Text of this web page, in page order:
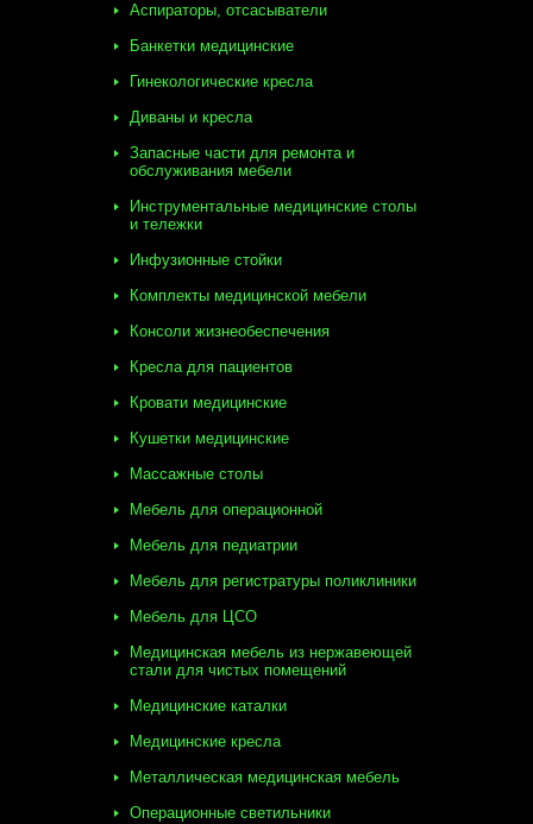
Аспираторы, отсасыватели
Банкетки медицинские
Гинекологические кресла
Диваны и кресла
Запасные части для ремонта и
обслуживания мебели
Инструментальные медицинские столы
и тележки
Инфузионные стойки
Комплекты медицинской мебели
Консоли жизнеобеспечения
Кресла для пациентов
Кровати медицинские
Кушетки медицинские
Массажные столы
Мебель для операционной
Мебель для педиатрии
Мебель для регистратуры поликлиники
Мебель для ЦСО
Медицинская мебель из нержавеющей
стали для чистых помещений
Медицинские каталки
Медицинские кресла
Металлическая медицинская мебель
Операционные светильники